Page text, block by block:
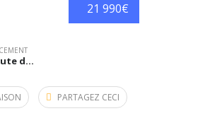
21 990€
63 Route de Bazas, Langon, France
PARTAGEZ CECI